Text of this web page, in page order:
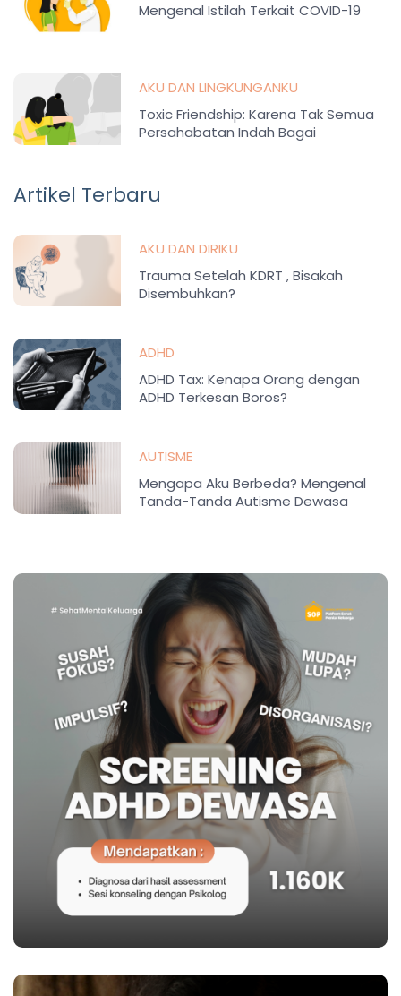
Mengenal Istilah Terkait COVID-19
AKU DAN LINGKUNGANKU
Toxic Friendship: Karena Tak Semua
Persahabatan Indah Bagai
Artikel Terbaru
AKU DAN DIRIKU
Trauma Setelah KDRT , Bisakah
Disembuhkan?
ADHD
ADHD Tax: Kenapa Orang dengan
ADHD Terkesan Boros?
AUTISME
Mengapa Aku Berbeda? Mengenal
Tanda-Tanda Autisme Dewasa